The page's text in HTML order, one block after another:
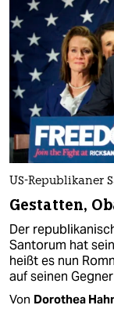
US-Republikaner
Gestatten,
Der
Santorum hat
heißt es nun
auf seinen
Von Dorothea